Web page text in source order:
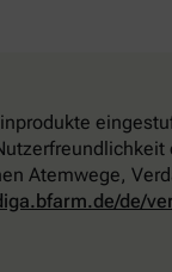
Atemwege,
de/